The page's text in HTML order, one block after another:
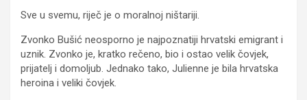
Sve u svemu, riječ je o moralnoj ništariji.
Zvonko Bušić neosporno je najpoznatiji hrvatski emigrant i
uznik. Zvonko je, kratko rečeno, bio i ostao velik čovjek,
prijatelj i domoljub. Jednako tako, Julienne je bila hrvatska
heroina i veliki čovjek.